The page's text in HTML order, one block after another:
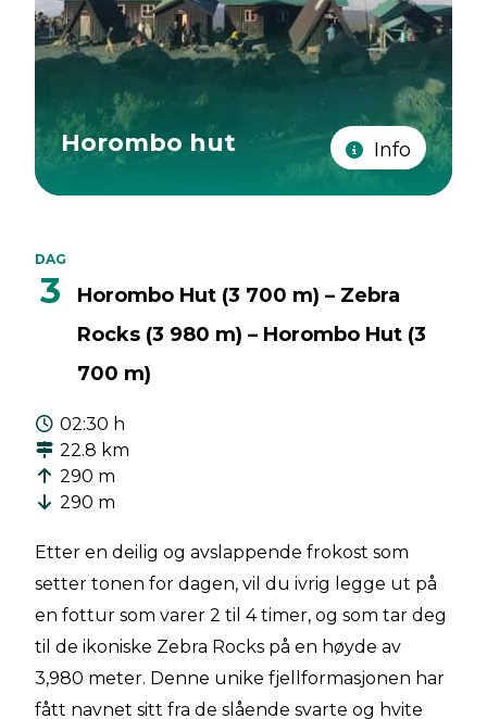
Horombo hut Info
DAG
3
Horombo Hut (3 700 m) – Zebra
Rocks (3 980 m) – Horombo Hut (3
700 m)
02:30 h
22.8 km
290 m
290 m
Etter en deilig og avslappende frokost som
setter tonen for dagen, vil du ivrig legge ut på
en fottur som varer 2 til 4 timer, og som tar deg
til de ikoniske Zebra Rocks på en høyde av
3,980 meter. Denne unike fjellformasjonen har
fått navnet sitt fra de slående svarte og hvite